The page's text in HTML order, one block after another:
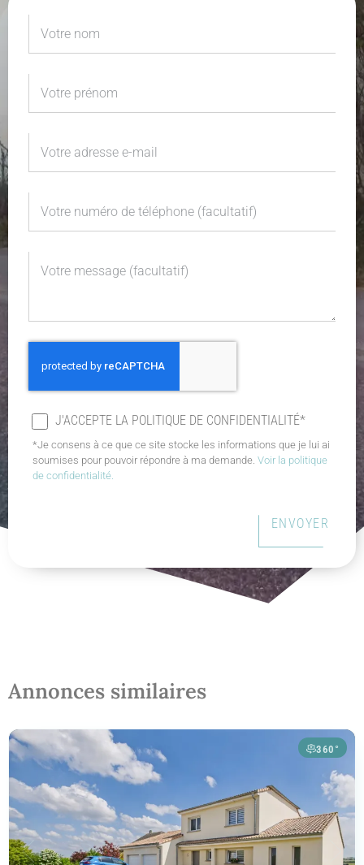
J'ACCEPTE LA POLITIQUE DE CONFIDENTIALITÉ*
*Je consens à ce que ce site stocke les informations que je lui ai
soumises pour pouvoir répondre à ma demande. Voir la politique
de confidentialité.
ENVOYER
Annonces similaires
360°